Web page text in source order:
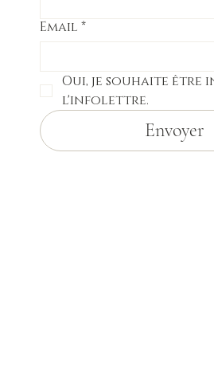
Email *
Oui, je souhaite être
l'infolettre.
Envoyer